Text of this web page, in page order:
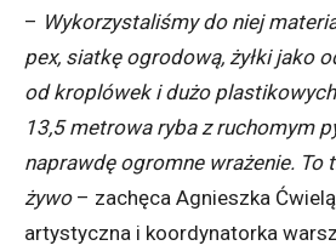
– Wykorzystaliśmy do niej
pex, siatkę ogrodową, żyłki jako
od kroplówek i dużo
13,5 metrowa ryba z ruchomym
naprawdę ogromne wrażenie. To
żywo– zachęca Agnieszka
artystyczna i koordynatorka